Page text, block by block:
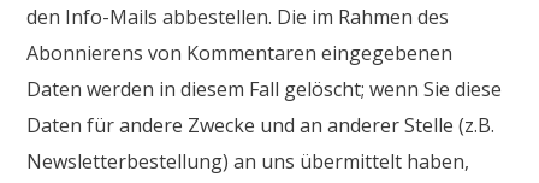
den Info-Mails abbestellen. Die im Rahmen des
Abonnierens von Kommentaren eingegebenen
Daten werden in diesem Fall gelöscht; wenn Sie diese
Daten für andere Zwecke und an anderer Stelle (z.B.
Newsletterbestellung) an uns übermittelt haben,